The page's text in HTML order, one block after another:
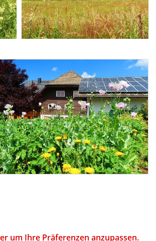
um Ihre Präferenzen anzupassen.